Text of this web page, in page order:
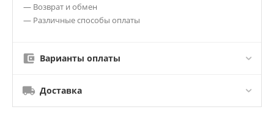
— Возврат и обмен
— Различные способы оплаты
Варианты оплаты
Доставка